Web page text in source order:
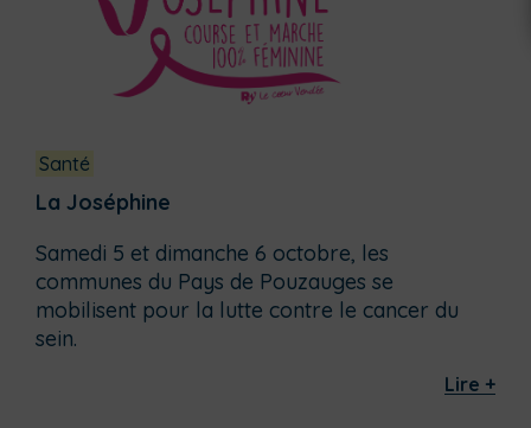
Santé
La Joséphine
Samedi 5 et dimanche 6 octobre, les
communes du Pays de Pouzauges se
mobilisent pour la lutte contre le cancer du
sein.
Lire +